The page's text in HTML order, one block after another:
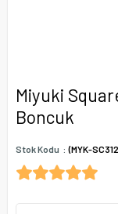
Miyuki
Boncuk
Stok Kodu (MYK-